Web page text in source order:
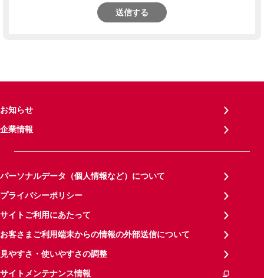
送信する
お知らせ
企業情報
パーソナルデータ（個人情報など）について
プライバシーポリシー
サイトご利用にあたって
お客さまご利用端末からの情報の外部送信について
見やすさ・使いやすさの調整
サイトメンテナンス情報